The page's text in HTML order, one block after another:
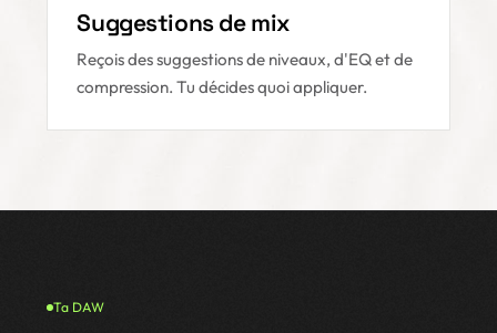
Suggestions de mix
Reçois des suggestions de niveaux, d'EQ et de
compression. Tu décides quoi appliquer.
Ta DAW